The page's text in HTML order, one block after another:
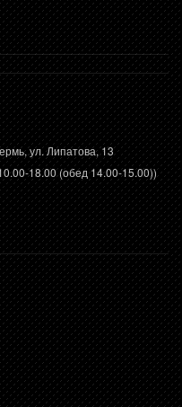
ул. Липатова, 13
18.00 (обед 14.00-15.00))